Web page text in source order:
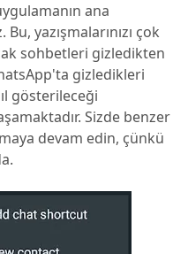
ana
yazışmalarınızı çok
sohbetleri gizledikten
gizledikleri
gösterileceği
Sizde benzer
devam edin, çünkü